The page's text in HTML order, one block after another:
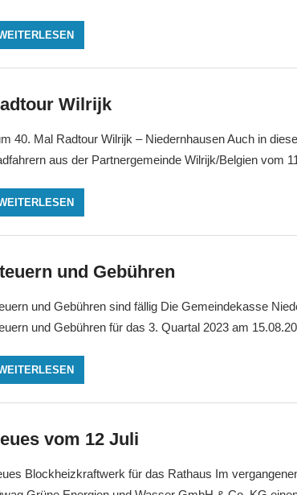
Wilrijk
40. Mal Radtour Wilrijk – Niedernhausen Auch in
aus der Partnergemeinde Wilrijk/Belgien vom
und Gebühren
und Gebühren sind fällig Die Gemeindekasse
und Gebühren für das 3. Quartal 2023 am
vom 12 Juli
Blockheizkraftwerk für das Rathaus Im